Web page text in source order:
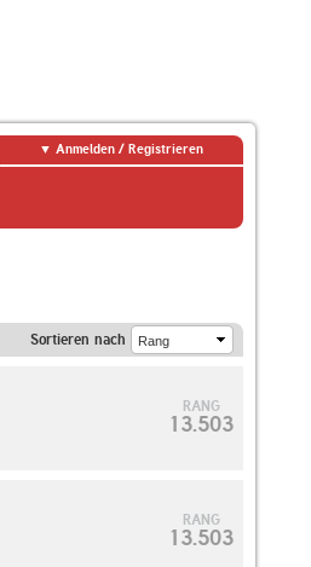
Anmelden / Registrieren
Sortieren nach
RANG
13.503
RANG
13.503